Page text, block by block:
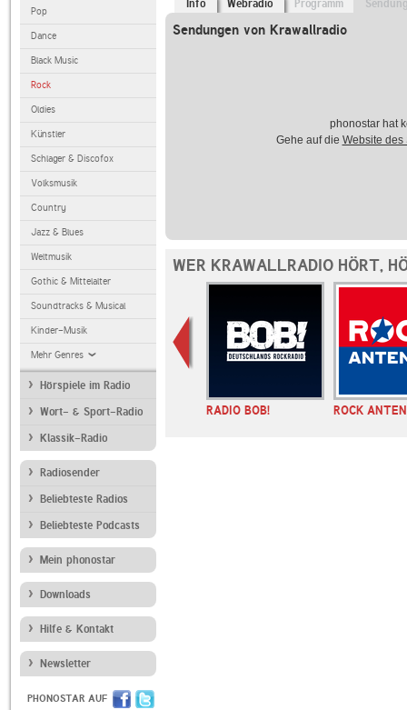
Pop
Dance
Black Music
Rock
Oldies
Künstler
Schlager & Discofox
Volksmusik
Country
Jazz & Blues
Weltmusik
Gothic & Mittelalter
Soundtracks & Musical
Kinder-Musik
Mehr Genres
Hörspiele im Radio
Wort- & Sport-Radio
Klassik-Radio
Radiosender
Beliebteste Radios
Beliebteste Podcasts
Mein phonostar
Downloads
Hilfe & Kontakt
Newsletter
PHONOSTAR AUF
Info Webradio Programm
Sendungen von Krawallradio
phonostar hat
Gehe auf die Website des
WER KRAWALLRADIO HÖRT,
BAYERN SUNSHINE LIVE RADIO BOB! ROCK